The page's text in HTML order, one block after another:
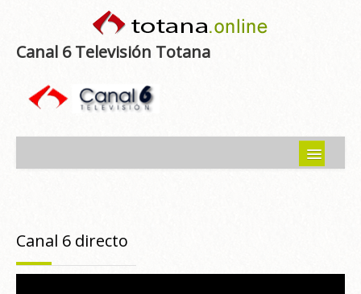
Canal 6 Televisión Totana
Programas emitidos
Canal 6 directo